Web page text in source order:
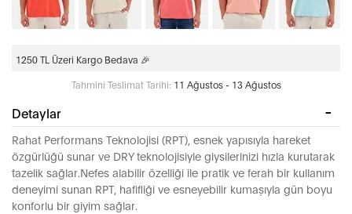
1250 TL Üzeri Kargo Bedava 🎉
Tahmini Teslimat Tarihi: 11 Ağustos - 13 Ağustos
Detaylar
Rahat Performans Teknolojisi (RPT), esnek yapısıyla hareket
özgürlüğü sunar ve DRY teknolojisiyle giysilerinizi hızla kurutarak
tazelik sağlar.Nefes alabilir özelliği ile pratik ve ferah bir kullanım
deneyimi sunan RPT, hafifliği ve esneyebilir kumaşıyla gün boyu
konforlu bir giyim sağlar.